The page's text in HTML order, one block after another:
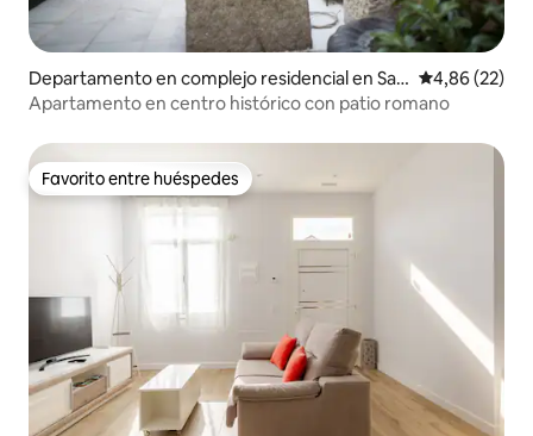
Departamento en complejo residencial en San
Lorenzo de El Escorial
Calificación
4,86 (22)
Apartamento en centro histórico con patio romano
Favorito entre huéspedes
Favorito entre huéspedes